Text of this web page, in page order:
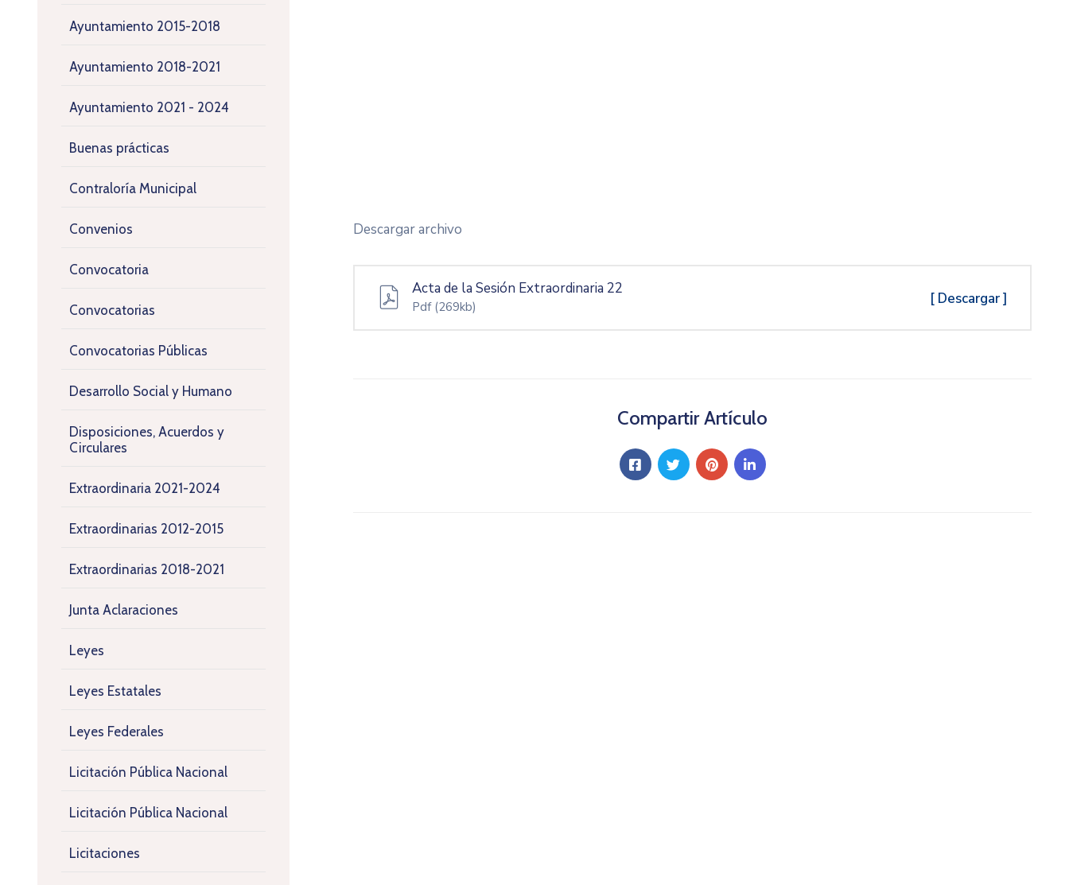
Ayuntamiento 2015-2018
Ayuntamiento 2018-2021
Ayuntamiento 2021 - 2024
Buenas prácticas
Contraloría Municipal
Convenios
Convocatoria
Convocatorias
Convocatorias Públicas
Desarrollo Social y Humano
Disposiciones, Acuerdos y
Circulares
Extraordinaria 2021-2024
Extraordinarias 2012-2015
Extraordinarias 2018-2021
Junta Aclaraciones
Leyes
Leyes Estatales
Leyes Federales
Licitación Pública Nacional
Licitación Pública Nacional
Licitaciones
Descargar archivo
Acta de la Sesión Extraordinaria 22
Pdf (269kb) [ Descargar ]
Compartir Artículo